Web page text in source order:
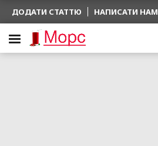
ДОДАТИ СТАТТЮ НАПИСАТИ НАМ